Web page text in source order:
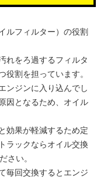
ルフィルター）の役割
れをろ過するフィルタ
割を担っています。
ンジンに入り込んでし
因となるため、オイル
効果が軽減するため定
ラックならオイル交換
さい。
毎回交換するとエンジ